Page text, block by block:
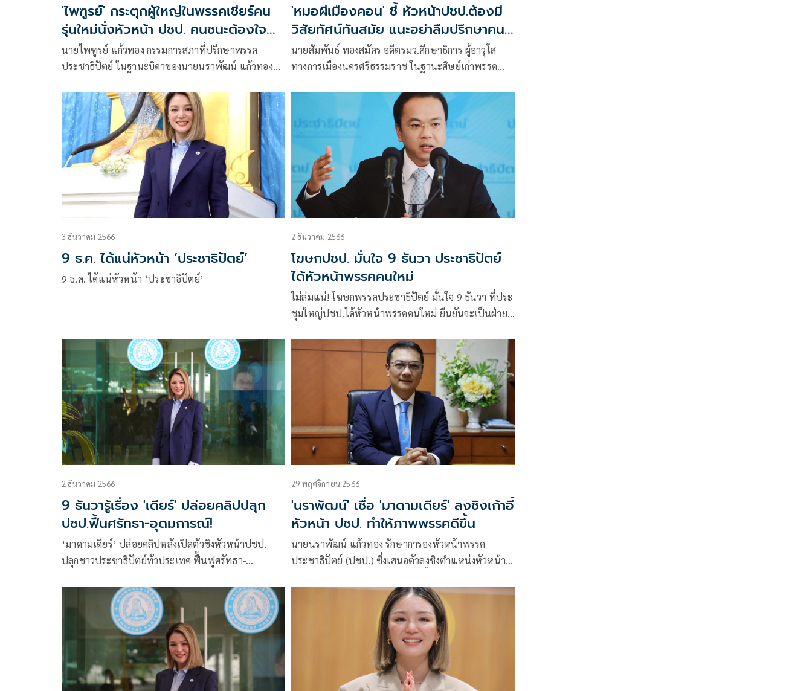
'ไพฑูรย์' กระตุกผู้ใหญ่ในพรรคเชียร์คน
รุ่นใหม่นั่งหัวหน้า ปชป. คนชนะต้องใจ
กว้าง คนแพ้อย่าหนี
นายไพฑูรย์ แก้วทอง กรรมการสภาที่ปรึกษาพรรค
ประชาธิปัตย์ ในฐานะบิดาของนายนราพัฒน์ แก้วทอง
พัฒน์ ต้องลงแข่งขันกับน.ส.วทันยา บุญนาค ประธาน
คณะทำงานนวัตกรรมการเมือง กทม.พรรคประชาธิปัตย์
'หมอผีเมืองคอน' ชี้ หัวหน้าปชป.ต้องมี
วิสัยทัศน์ทันสมัย แนะอย่าลืมปรึกษาคน
เก่าคนแก่บ้าง
นายสัมพันธ์ ทองสมัคร อดีตรมว.ศึกษาธิการ ผู้อาวุโส
ทางการเมืองนครศรีธรรมราช ในฐานะศิษย์เก่าพรรค
3 ธันวาคม 2566
9 ธ.ค. ได้แน่หัวหน้า ‘ประชาธิปัตย์’
9 ธ.ค. ได้แน่หัวหน้า ‘ประชาธิปัตย์’
2 ธันวาคม 2566
โฆษกปชป. มั่นใจ 9 ธันวา ประชาธิปัตย์
ได้หัวหน้าพรรคคนใหม่
ไม่ล่มแน่! โฆษกพรรคประชาธิปัตย์ มั่นใจ 9 ธันวา ที่ประ
ชุมใหญ่ปชป.ได้หัวหน้าพรรคคนใหม่ ยืนยันจะเป็นฝ่าย
ความสำเร็จในวันข้างหน้า ขณะที่ล่าสุดมีแค่ 2 ชื่อเสนอ
2 ธันวาคม 2566
9 ธันวารู้เรื่อง 'เดียร์' ปล่อยคลิปปลุก
ปชป.ฟื้นศรัทธา-อุดมการณ์!
‘มาดามเดียร์’ ปล่อยคลิปหลังเปิดตัวชิงหัวหน้าปชป.
ปลุกชาวประชาธิปัตย์ทั่วประเทศ ฟื้นฟูศรัทธา-
มาเป็นสถาบันการเมืองที่ยั่งยืนอีกครั้ง
29 พฤศจิกายน 2566
'นราพัฒน์' เชื่อ 'มาดามเดียร์' ลงชิงเก้าอี้
หัวหน้า ปชป. ทำให้ภาพพรรคดีขึ้น
นายนราพัฒน์ แก้วทอง รักษาการองหัวหน้าพรรค
ประชาธิปัตย์ (ปชป.) ซึ่งเสนอตัวลงชิงตำแหน่งหัวหน้า
ทันยา บุนนาค ประกาศตัวลงชิงหัวหน้าพรรคปชป.ว่า
ยืนยันลงชิงหัวหน้าพรรคเช่นเดิม และเห็นว่าเป็นเรื่องดี
ที่มีคนมาลงชิงหัวหน้าพรรค